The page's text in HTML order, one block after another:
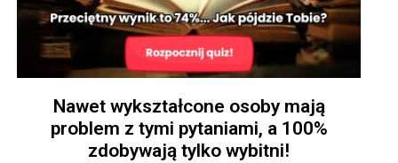
Nawet wykształcone osoby mają
problem z tymi pytaniami, a 100%
zdobywają tylko wybitni!